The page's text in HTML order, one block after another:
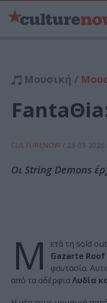
Μουσική /
CULTURENOW / 23-03-2026
Οι String Demons
Μ ετά τη sold out
Gazarte
φαντασία.
από τα αδέρφιαΛυδία